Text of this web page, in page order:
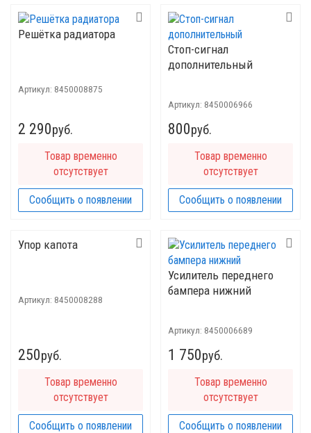
Решётка радиатора
Артикул: 8450008875
2 290руб.
Товар временно
отсутствует
Сообщить о появлении
Стоп-сигнал
дополнительный
Артикул: 8450006966
800руб.
Товар временно
отсутствует
Сообщить о появлении
Упор капота
Артикул: 8450008288
250руб.
Товар временно
отсутствует
Сообщить о появлении
Усилитель переднего
бампера нижний
Артикул: 8450006689
1 750руб.
Товар временно
отсутствует
Сообщить о появлении